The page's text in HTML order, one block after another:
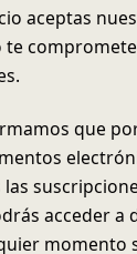
aceptas
te
que
acceder a
momento